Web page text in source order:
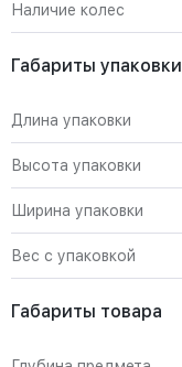
Наличие колес
Габариты упаковки
Длина упаковки
Высота упаковки
Ширина упаковки
Вес с упаковкой
Габариты товара